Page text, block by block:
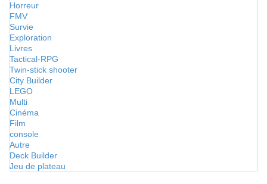
Horreur
FMV
Survie
Exploration
Livres
Tactical-RPG
Twin-stick shooter
City Builder
LEGO
Multi
Cinéma
Film
console
Autre
Deck Builder
Jeu de plateau